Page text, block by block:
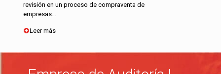
revisión en un proceso de compraventa de
empresas…
Leer más